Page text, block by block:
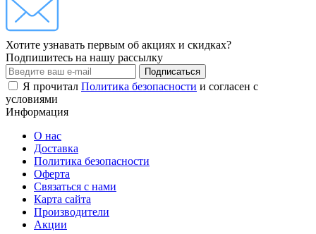
Хотите узнавать первым об акциях и скидках?
Подпишитесь на нашу рассылку
Подписаться
Я прочитал Политика безопасности и согласен с
условиями
Информация
О нас
Доставка
Политика безопасности
Оферта
Связаться с нами
Карта сайта
Производители
Акции